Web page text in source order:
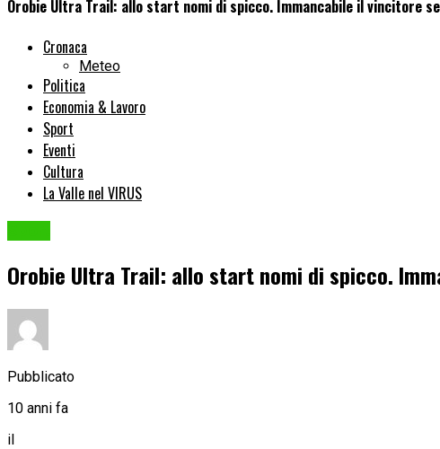
Orobie Ultra Trail: allo start nomi di spicco. Immancabile il vincitore
Cronaca
Meteo
Politica
Economia & Lavoro
Sport
Eventi
Cultura
La Valle nel VIRUS
Orobie Ultra Trail: allo start nomi di spicco.
Pubblicato
10 anni fa
il